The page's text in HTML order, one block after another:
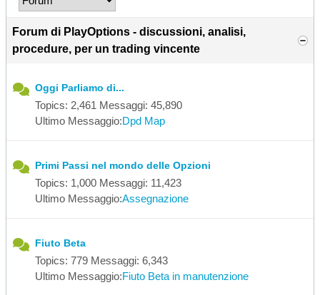
Forum di PlayOptions - discussioni, analisi,
procedure, per un trading vincente
Oggi Parliamo di...
Topics: 2,461 Messaggi: 45,890
Ultimo Messaggio:Dpd Map
Primi Passi nel mondo delle Opzioni
Topics: 1,000 Messaggi: 11,423
Ultimo Messaggio:Assegnazione
Fiuto Beta
Topics: 779 Messaggi: 6,343
Ultimo Messaggio:Fiuto Beta in manutenzione